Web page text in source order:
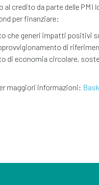
al credito da parte delle PMI
per finanziare:
che generi impatti positivi
di
di economia circolare,
maggiori informazioni: